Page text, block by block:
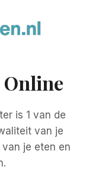
is 1 van de
van je
je eten en